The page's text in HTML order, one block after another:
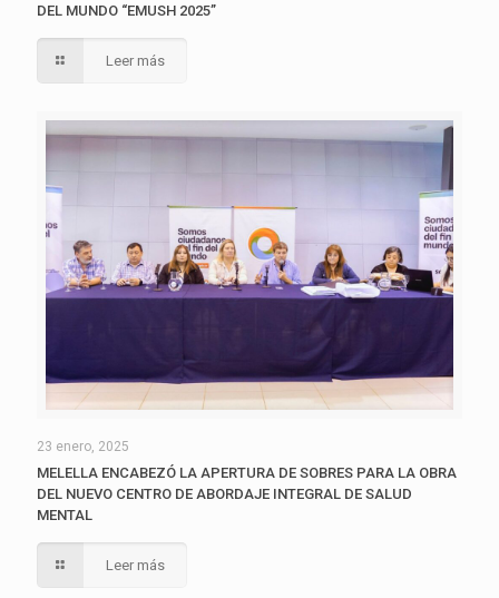
DEL MUNDO “EMUSH 2025”
Leer más
23 enero, 2025
MELELLA ENCABEZÓ LA APERTURA DE SOBRES PARA LA OBRA
DEL NUEVO CENTRO DE ABORDAJE INTEGRAL DE SALUD
MENTAL
Leer más